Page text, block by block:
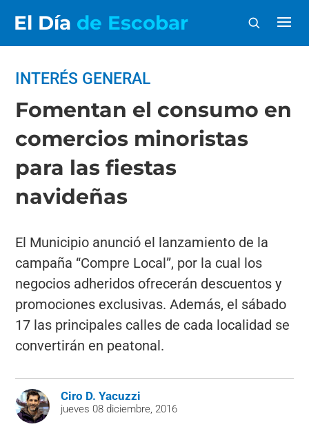
El Día de Escobar
INTERÉS GENERAL
Fomentan el consumo en
comercios minoristas
para las fiestas
navideñas
El Municipio anunció el lanzamiento de la
campaña “Compre Local”, por la cual los
negocios adheridos ofrecerán descuentos y
promociones exclusivas. Además, el sábado
17 las principales calles de cada localidad se
convertirán en peatonal.
Ciro D. Yacuzzi
jueves 08 diciembre, 2016